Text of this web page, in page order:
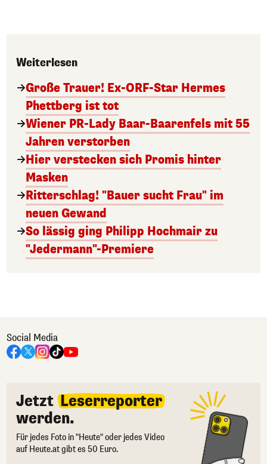
Weiterlesen
Große Trauer! Ex-ORF-Star Hermes
Phettberg ist tot
Wiener PR-Lady Baar-Baarenfels mit 55
Jahren verstorben
Hier verstecken sich Promis hinter
Masken
Ritterschlag! "Bauer sucht Frau" im
neuen Gewand
So lässig ging Philipp Hochmair zu
"Jedermann"-Premiere
Social Media
Jetzt Leserreporter
werden.
Für jedes Foto in "Heute" oder jedes Video
auf Heute.at gibt es 50 Euro.